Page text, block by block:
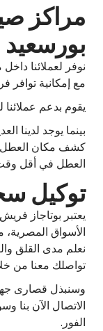
مراكز
بورسعيد
نوفر لعملائنا
مع إمكانية
يقوم بدعم عملائنا
بينما يوجد لدينا
كشف مكان العطل
العطل في أقل
توكيل
يعتبر بوتاجاز
الأسواق
نعلم مدى القلق
تواصلك معنا من
وسنبذل قصارى
الاتصال الآن بنا
الفور.